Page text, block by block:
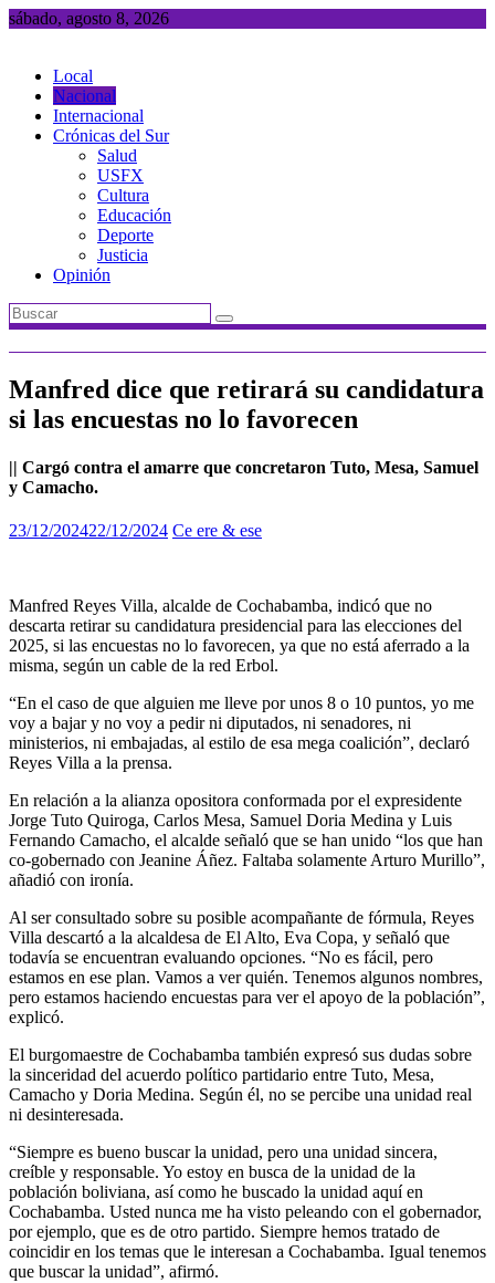
Saltar
sábado, agosto 8, 2026
Local
Nacional
Internacional
Crónicas del Sur
Salud
USFX
Cultura
Educación
Deporte
Justicia
Opinión
Manfred dice que retirará su candidatura
si las encuestas no lo favorecen
|| Cargó contra el amarre que concretaron Tuto, Mesa, Samuel
y Camacho.
23/12/202422/12/2024 Ce ere & ese
Manfred Reyes Villa, alcalde de Cochabamba, indicó que no
descarta retirar su candidatura presidencial para las elecciones del
2025, si las encuestas no lo favorecen, ya que no está aferrado a la
misma, según un cable de la red Erbol.
“En el caso de que alguien me lleve por unos 8 o 10 puntos, yo me
voy a bajar y no voy a pedir ni diputados, ni senadores, ni
ministerios, ni embajadas, al estilo de esa mega coalición”, declaró
Reyes Villa a la prensa.
En relación a la alianza opositora conformada por el expresidente
Jorge Tuto Quiroga, Carlos Mesa, Samuel Doria Medina y Luis
Fernando Camacho, el alcalde señaló que se han unido “los que han
co-gobernado con Jeanine Áñez. Faltaba solamente Arturo Murillo”,
añadió con ironía.
Al ser consultado sobre su posible acompañante de fórmula, Reyes
Villa descartó a la alcaldesa de El Alto, Eva Copa, y señaló que
todavía se encuentran evaluando opciones. “No es fácil, pero
estamos en ese plan. Vamos a ver quién. Tenemos algunos nombres,
pero estamos haciendo encuestas para ver el apoyo de la población”,
explicó.
El burgomaestre de Cochabamba también expresó sus dudas sobre
la sinceridad del acuerdo político partidario entre Tuto, Mesa,
Camacho y Doria Medina. Según él, no se percibe una unidad real
ni desinteresada.
“Siempre es bueno buscar la unidad, pero una unidad sincera,
creíble y responsable. Yo estoy en busca de la unidad de la
población boliviana, así como he buscado la unidad aquí en
Cochabamba. Usted nunca me ha visto peleando con el gobernador,
por ejemplo, que es de otro partido. Siempre hemos tratado de
coincidir en los temas que le interesan a Cochabamba. Igual tenemos
que buscar la unidad”, afirmó.